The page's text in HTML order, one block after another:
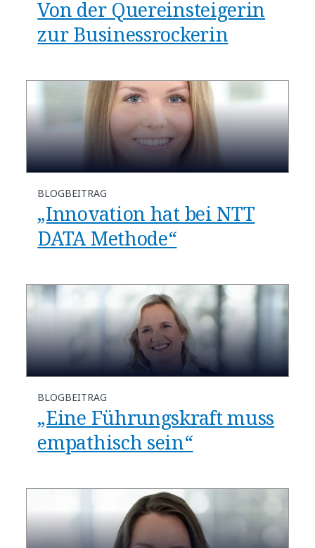
Von der Quereinsteigerin
zur Businessrockerin
BLOGBEITRAG
„Innovation hat bei NTT
DATA Methode“
BLOGBEITRAG
„Eine Führungskraft muss
empathisch sein“